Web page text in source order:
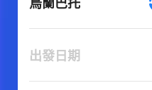
烏蘭巴托
出發日期